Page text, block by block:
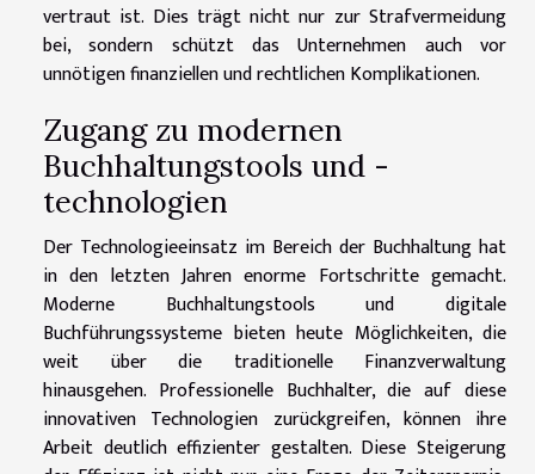
vertraut ist. Dies trägt nicht nur zur Strafvermeidung
bei, sondern schützt das Unternehmen auch vor
unnötigen finanziellen und rechtlichen Komplikationen.
Zugang zu modernen
Buchhaltungstools und -
technologien
Der Technologieeinsatz im Bereich der Buchhaltung hat
in den letzten Jahren enorme Fortschritte gemacht.
Moderne Buchhaltungstools und digitale
Buchführungssysteme bieten heute Möglichkeiten, die
weit über die traditionelle Finanzverwaltung
hinausgehen. Professionelle Buchhalter, die auf diese
innovativen Technologien zurückgreifen, können ihre
Arbeit deutlich effizienter gestalten. Diese Steigerung